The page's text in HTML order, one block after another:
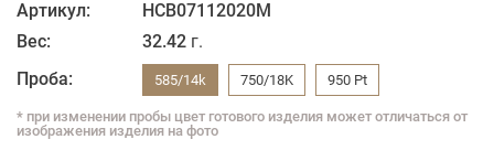
Артикул:
НСВ07112020M
Вес:
32.42 г.
Проба:
585/14k 750/18K 950 Pt
* при изменении пробы цвет готового изделия может отличаться от
изображения изделия на фото